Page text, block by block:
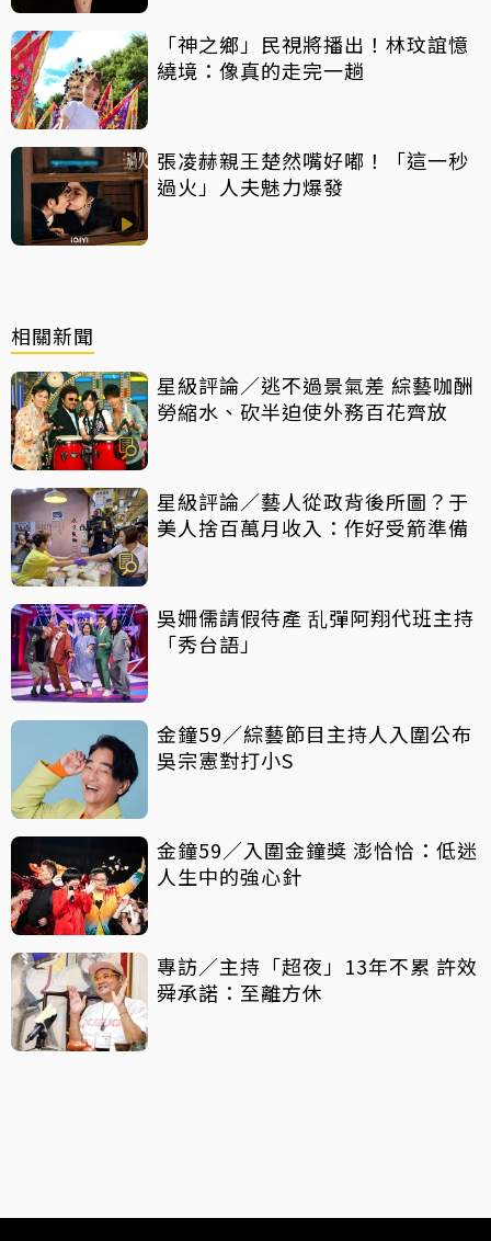
「神之鄉」民視將播出！林玟誼憶
繞境：像真的走完一趟
張凌赫親王楚然嘴好嘟！「這一秒
過火」人夫魅力爆發
相關新聞
星級評論／逃不過景氣差 綜藝咖酬
勞縮水、砍半迫使外務百花齊放
星級評論／藝人從政背後所圖？于
美人捨百萬月收入：作好受箭準備
吳姍儒請假待產 乱彈阿翔代班主持
「秀台語」
金鐘59／綜藝節目主持人入圍公布
吳宗憲對打小S
金鐘59／入圍金鐘獎 澎恰恰：低迷
人生中的強心針
專訪／主持「超夜」13年不累 許效
舜承諾：至離方休